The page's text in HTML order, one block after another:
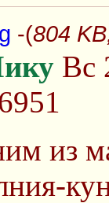
-(804
Вс
из